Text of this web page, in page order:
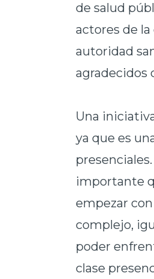
de salud
actores de
autoridad
agradecidos
Una
ya que es
importante
empezar
complejo,
poder
clase